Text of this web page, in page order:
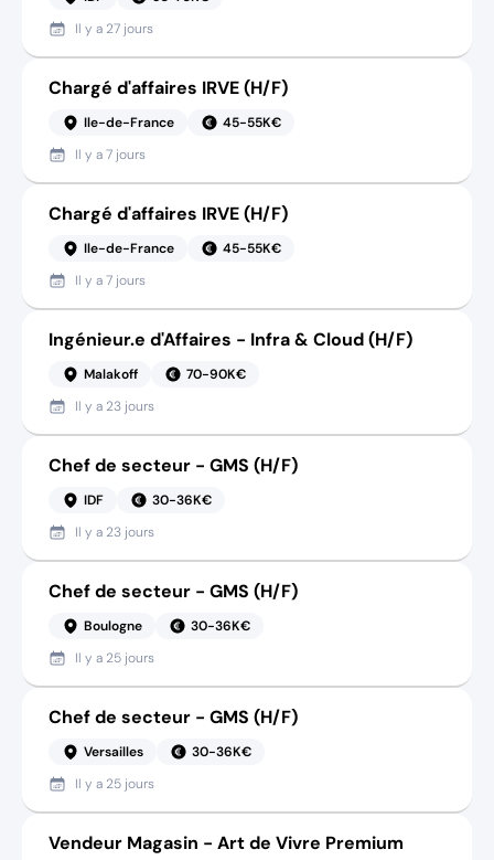
Il y a 27 jours
Chargé d'affaires IRVE (H/F)
Ile-de-France
45-55K€
Il y a7 jours
Chargé d'affaires IRVE (H/F)
Ile-de-France
45-55K€
Il y a7 jours
Ingénieur.e d'Affaires - Infra & Cloud (H/F)
Malakoff
70-90K€
Il y a 23 jours
Chef de secteur - GMS (H/F)
IDF
30-36K€
Il y a 23 jours
Chef de secteur - GMS (H/F)
Boulogne
30-36K€
Il y a 25 jours
Chef de secteur - GMS (H/F)
Versailles
30-36K€
Il y a 25 jours
Vendeur Magasin - Art de Vivre Premium